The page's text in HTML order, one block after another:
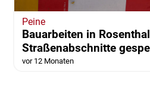
Peine
Bauarbeiten in
Straßenabschnitte
vor 12 Monaten